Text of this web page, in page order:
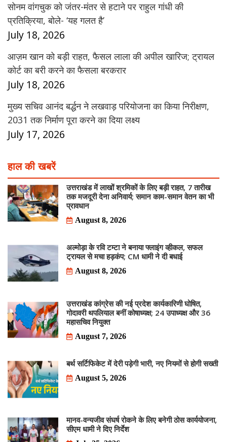
सोनम वांगचुक को जंतर-मंतर से हटाने पर राहुल गांधी की
प्रतिक्रिया, बोले- ‘यह गलत है’
July 18, 2026
आज़म खान को बड़ी राहत, फैसल लाला की अपील खारिज; ट्रायल
कोर्ट का बरी करने का फैसला बरकरार
July 18, 2026
मुख्य सचिव आनंद बर्द्धन ने लखवाड़ परियोजना का किया निरीक्षण,
2031 तक निर्माण पूरा करने का दिया लक्ष्य
July 17, 2026
हाल की खबरें
उत्तराखंड में लाखों श्रमिकों के लिए बड़ी राहत, 7 तारीख
तक मजदूरी देना अनिवार्य; समान काम-समान वेतन का भी
प्रावधान
August 8, 2026
अल्मोड़ा के रवि टम्टा ने बनाया फ्लाइंग व्हीकल, सफल
ट्रायल से मचा हड़कंप; CM धामी ने दी बधाई
August 8, 2026
उत्तराखंड कांग्रेस की नई प्रदेश कार्यकारिणी घोषित,
गोदावरी थपलियाल बनीं कोषाध्यक्ष; 24 उपाध्यक्ष और 36
महासचिव नियुक्त
August 7, 2026
बर्थ सर्टिफिकेट में देरी पड़ेगी भारी, नए नियमों से होगी सख्ती
August 5, 2026
मानव-वन्यजीव संघर्ष रोकने के लिए बनेगी ठोस कार्ययोजना,
सीएम धामी ने दिए निर्देश